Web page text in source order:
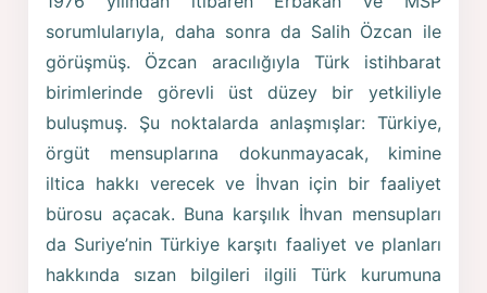
sorumlularıyla, daha sonra da Salih Özcan ile
görüşmüş. Özcan aracılığıyla Türk istihbarat
birimlerinde görevli üst düzey bir yetkiliyle
buluşmuş. Şu noktalarda anlaşmışlar: Türkiye,
örgüt mensuplarına dokunmayacak, kimine
iltica hakkı verecek ve İhvan için bir faaliyet
bürosu açacak. Buna karşılık İhvan mensupları
da Suriye’nin Türkiye karşıtı faaliyet ve planları
hakkında sızan bilgileri ilgili Türk kurumuna